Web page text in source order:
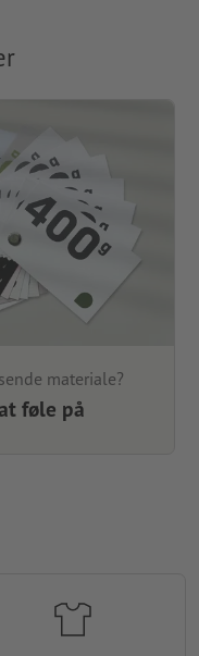
materiale?
føle på